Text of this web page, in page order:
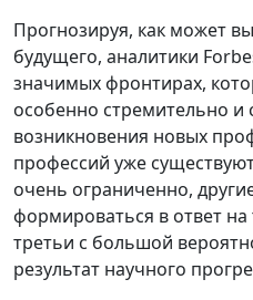
Прогнозируя, как может
будущего, аналитики
значимых фронтирах,
особенно стремительно и
возникновения новых
профессий уже
очень ограниченно,
формироваться в ответ на
третьи с большой
результат научного